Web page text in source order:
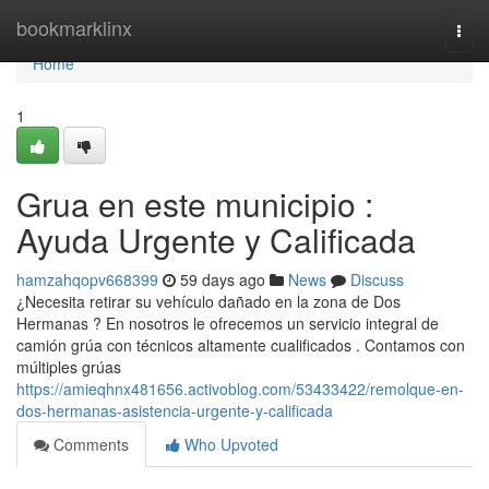
bookmarklinx
Home
Home
1
Grua en este municipio :
Ayuda Urgente y Calificada
hamzahqopv668399 59 days ago News
Discuss
¿Necesita retirar su vehículo dañado en la zona de Dos
Hermanas ? En nosotros le ofrecemos un servicio integral de
camión grúa con técnicos altamente cualificados . Contamos con
múltiples grúas
https://amieqhnx481656.activoblog.com/53433422/remolque-en-
dos-hermanas-asistencia-urgente-y-calificada
Comments
Who Upvoted